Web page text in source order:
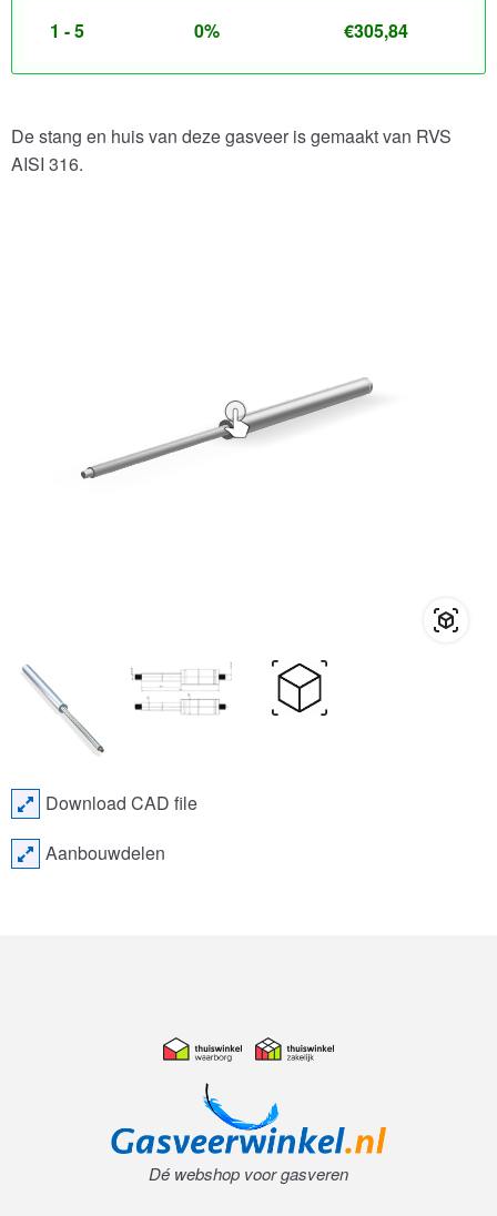
1 - 5 0% €305,84
De stang en huis van deze gasveer is gemaakt van RVS
AISI 316.
Download CAD file
Aanbouwdelen
Dé webshop voor gasveren